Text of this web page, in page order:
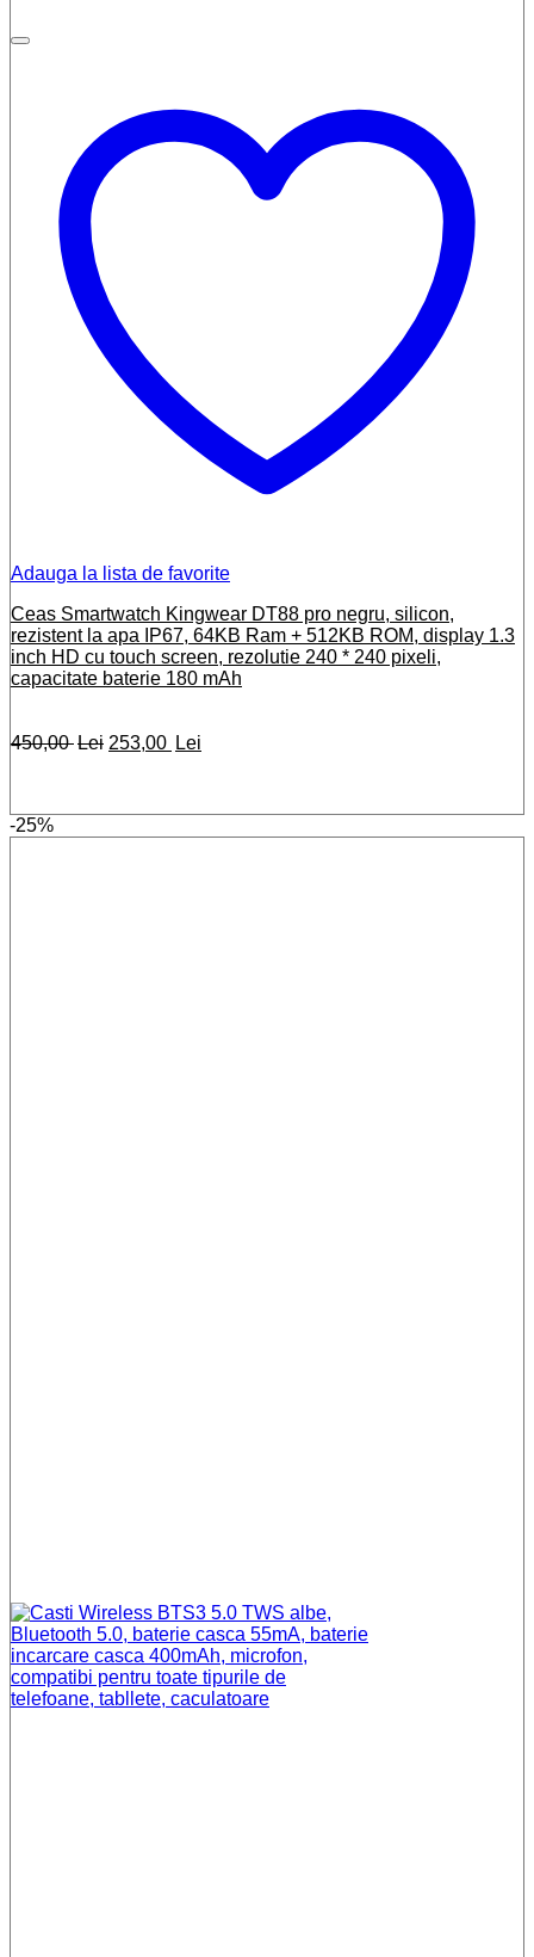
Adauga la lista de favorite
Ceas Smartwatch Kingwear DT88 pro negru, silicon,
rezistent la apa IP67, 64KB Ram + 512KB ROM, display 1.3
inch HD cu touch screen, rezolutie 240 * 240 pixeli,
capacitate baterie 180 mAh
450,00Lei Prețul
253,00 Lei
-25%